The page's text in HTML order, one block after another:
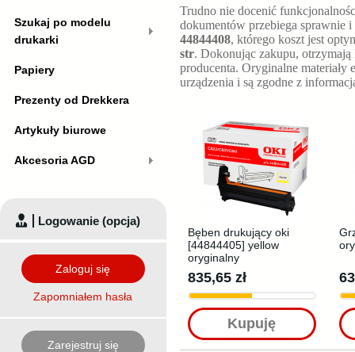
Trudno nie docenić
dokumentów przebiega
44844408, którego koszt jest
str. Dokonując zakupu,
producenta. Oryginalne materiały
urządzenia i są zgodne z
Bęben drukujący oki
[44844405] yellow
oryginalny
835,65 zł
Kupuję
Szukaj po modelu
drukarki
Papiery
Prezenty od Drekkera
Artykuły biurowe
Akcesoria AGD
Logowanie (opcja)
Zaloguj się
Zapomniałem hasła
Zarejestruj się